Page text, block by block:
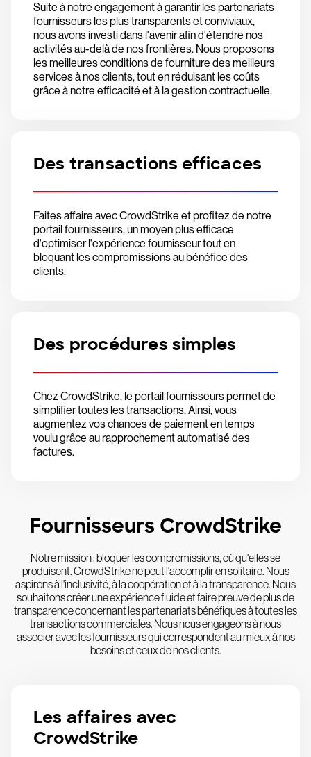
Suite à notre engagement à garantir les partenariats
fournisseurs les plus transparents et conviviaux,
nous avons investi dans l'avenir afin d'étendre nos
activités au-delà de nos frontières. Nous proposons
les meilleures conditions de fourniture des meilleurs
services à nos clients, tout en réduisant les coûts
grâce à notre efficacité et à la gestion contractuelle.
Des transactions efficaces
Faites affaire avec CrowdStrike et profitez de notre
portail fournisseurs, un moyen plus efficace
d'optimiser l'expérience fournisseur tout en
bloquant les compromissions au bénéfice des
clients.
Des procédures simples
Chez CrowdStrike, le portail fournisseurs permet de
simplifier toutes les transactions. Ainsi, vous
augmentez vos chances de paiement en temps
voulu grâce au rapprochement automatisé des
factures.
Fournisseurs CrowdStrike
Notre mission : bloquer les compromissions, où qu'elles se
produisent. CrowdStrike ne peut l'accomplir en solitaire. Nous
aspirons à l'inclusivité, à la coopération et à la transparence. Nous
souhaitons créer une expérience fluide et faire preuve de plus de
transparence concernant les partenariats bénéfiques à toutes les
transactions commerciales. Nous nous engageons à nous
associer avec les fournisseurs qui correspondent au mieux à nos
besoins et ceux de nos clients.
Les affaires avec
CrowdStrike